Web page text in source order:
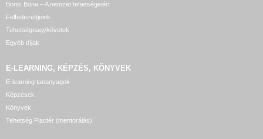
Bonis Bona – A nemzet tehetségeiért
Felfedezettjeink
Tehetségnagykövetek
Egyéb díjak
E-LEARNING, KÉPZÉS, KÖNYVEK
E-learning tananyagok
Képzések
Könyvek
Tehetség Piactér (mentorálás)